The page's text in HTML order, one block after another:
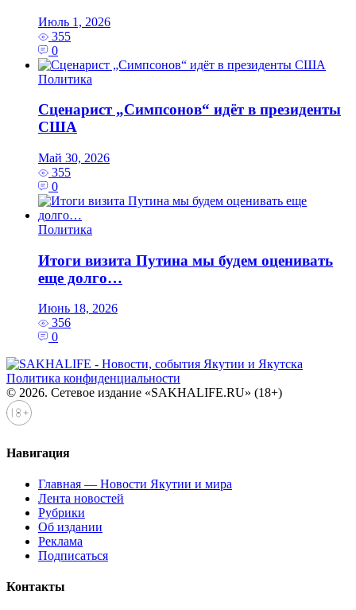
Июль 1, 2026
355
0
Политика
Сценарист „Симпсонов“ идёт в президенты
США
Май 30, 2026
355
0
Политика
Итоги визита Путина мы будем оценивать
еще долго…
Июнь 18, 2026
356
0
Политика конфиденциальности
© 2026. Сетевое издание «SAKHALIFE.RU» (18+)
Навигация
Главная — Новости Якутии и мира
Лента новостей
Рубрики
Об издании
Реклама
Подписаться
Контакты